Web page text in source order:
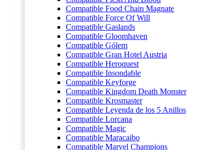
Compatible Food Chain Magnate
Compatible Force Of Will
Compatible Gaslands
Compatible Gloomhaven
Compatible Gólem
Compatible Gran Hotel Austria
Compatible Heroquest
Compatible Insondable
Compatible Keyforge
Compatible Kingdom Death Monster
Compatible Krosmaster
Compatible Leyenda de los 5 Anillos
Compatible Lorcana
Compatible Magic
Compatible Maracaibo
Compatible Marvel Champions